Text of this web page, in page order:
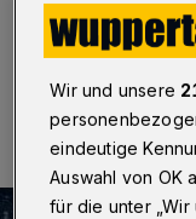
Lokales
Bilderstrecke
Unfall mit
Wir und unsere
eindeutige
Auswahl von OK
für die unter